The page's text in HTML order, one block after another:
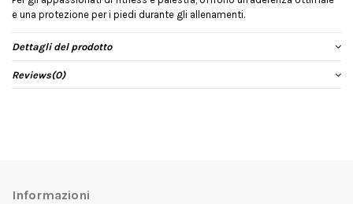
e una protezione per i piedi durante gli allenamenti.
Dettagli del prodotto
Reviews(0)
Informazioni